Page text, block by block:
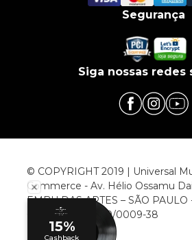
Segurança
Siga nossas redes
© COPYRIGHT 2019 | Universal
Commerce - Av. Hélio Ossamu
EMBU DAS ARTES – SÃO
CNPJ: 00.952.789/0009-38